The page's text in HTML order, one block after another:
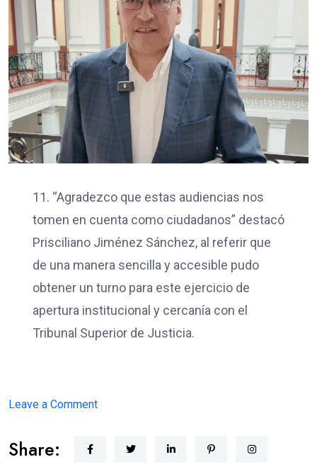
11. “Agradezco que estas audiencias nos
tomen en cuenta como ciudadanos” destacó
Prisciliano Jiménez Sánchez, al referir que
de una manera sencilla y accesible pudo
obtener un turno para este ejercicio de
apertura institucional y cercanía con el
Tribunal Superior de Justicia.
Leave a Commenton
CERCANA
Share: